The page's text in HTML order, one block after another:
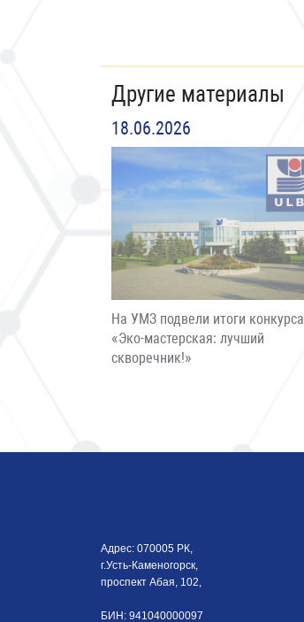
Другие материалы
18.06.2026
На УМЗ подвели итоги конкурса
«Эко-мастерская: лучший
скворечник!»
Адрес: 070005 РК,
г.Усть-Каменогорск,
проспект Абая, 102,
БИН: 941040000097